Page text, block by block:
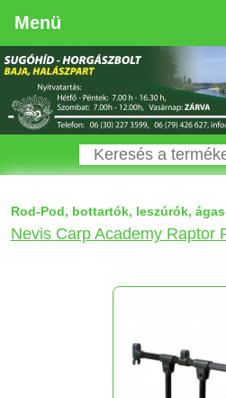
Menü
Rod-Pod, bottartók, leszúrók,
Nevis Carp Academy Raptor